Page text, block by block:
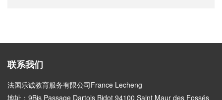
联系我们
法国乐诚教育服务有限公司France Lecheng
地址：9Bis Passage Dartois Bidot 94100 Saint Maur des Fossés